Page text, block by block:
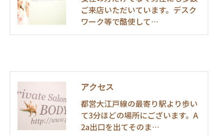
ご来店いただいています。デスク
ワーク等で酷使して…
アクセス
都営大江戸線の最寄り駅より歩い
て3分ほどの場所にございます。A
2a出口を出てそのま…